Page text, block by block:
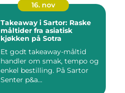
16. nov
Takeaway i Sartor: Raske
måltider fra asiatisk
kjøkken på Sotra
Et godt takeaway-måltid
handler om smak, tempo og
enkel bestilling. På Sartor
Senter p&a...